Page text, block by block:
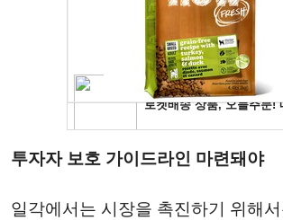
투자자 보호 가이드라인 마련돼야
일각에서는 시장을 촉진하기 위해